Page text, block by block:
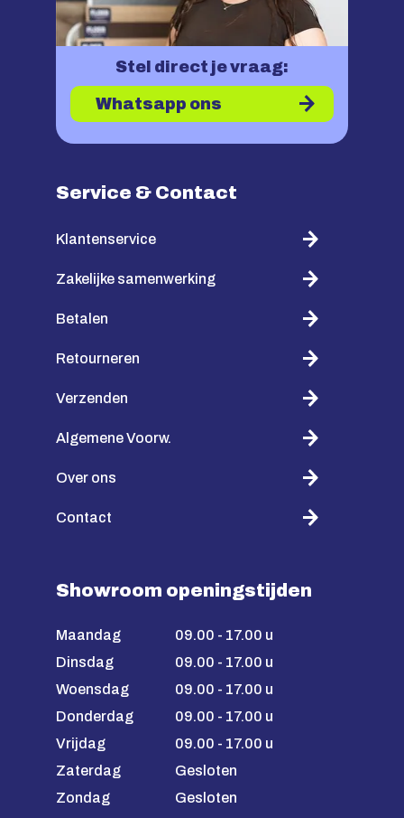
Stel direct je vraag:
Whatsapp ons
Service & Contact
Klantenservice
Zakelijke samenwerking
Betalen
Retourneren
Verzenden
Algemene Voorw.
Over ons
Contact
Showroom openingstijden
Maandag
09.00 - 17.00 u
Dinsdag
09.00 - 17.00 u
Woensdag
09.00 - 17.00 u
Donderdag
09.00 - 17.00 u
Vrijdag
09.00 - 17.00 u
Zaterdag
Gesloten
Zondag
Gesloten